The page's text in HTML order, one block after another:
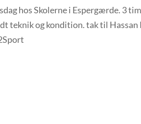
hos Skolerne i Espergærde. 3
teknik og kondition. tak til Hassan